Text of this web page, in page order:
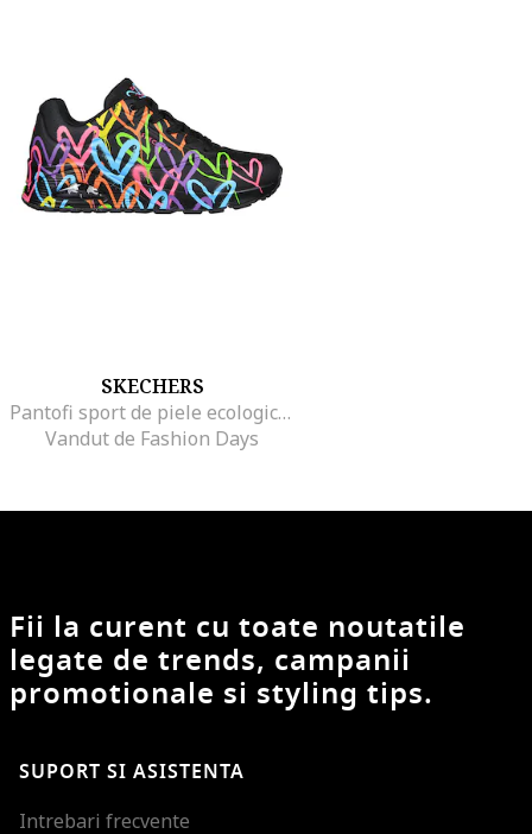
SKECHERS
Pantofi sport de piele ecologica cu imprimeu contrastant Uno-Highlight Love, Negru/Albastru
Vandut de Fashion Days
Fii la curent cu toate noutatile
legate de trends, campanii
promotionale si styling tips.
SUPORT SI ASISTENTA
Intrebari frecvente